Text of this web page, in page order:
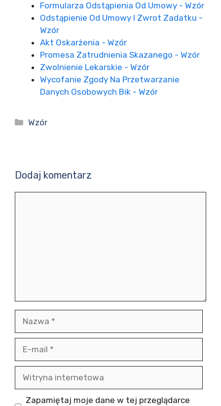
Formularza Odstąpienia Od Umowy - Wzór
Odstąpienie Od Umowy I Zwrot Zadatku -
Wzór
Akt Oskarżenia - Wzór
Promesa Zatrudnienia Skazanego - Wzór
Zwolnienie Lekarskie - Wzór
Wycofanie Zgody Na Przetwarzanie
Danych Osobowych Bik - Wzór
Kategorie
Wzór
Dodaj komentarz
internetowa
Zapamiętaj moje dane w tej przeglądarce